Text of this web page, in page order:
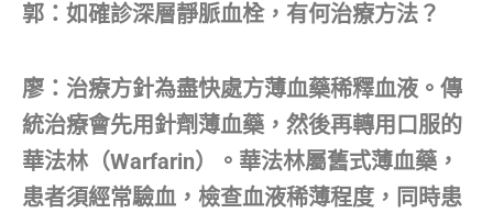
郭：如確診深層靜脈血栓，有何治療方法？
廖：治療方針為盡快處方薄血藥稀釋血液。傳
統治療會先用針劑薄血藥，然後再轉用口服的
華法林（Warfarin）。華法林屬舊式薄血藥，
患者須經常驗血，檢查血液稀薄程度，同時患